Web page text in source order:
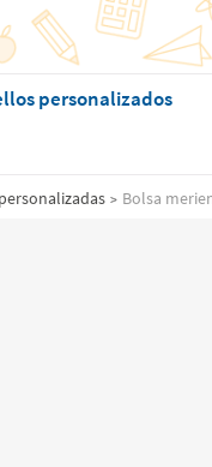
personalizados
Bolsa